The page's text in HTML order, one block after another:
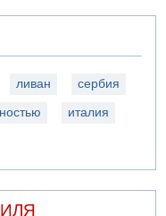
ливан сербия
италия